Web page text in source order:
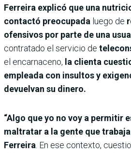
Ferreira explicó que una
contactó preocupada luego de
ofensivos por parte de una
contratado el servicio de
el encarnaceno, la clienta
empleada con insultos y
devuelvan su dinero.
“Algo que yo no voy a permitir
maltratar a la gente que
Ferreira. En ese contexto,